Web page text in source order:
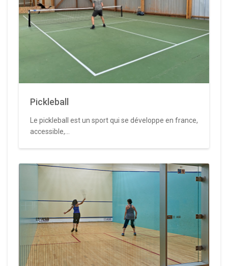
Pickleball
Le pickleball est un sport qui se développe en france,
accessible,...